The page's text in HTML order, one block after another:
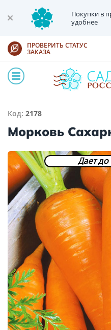
Покупки в
удобнее
ПРОВЕРИТЬ СТАТУС
ЗАКАЗА
Код: 2178
Морковь
Дает до